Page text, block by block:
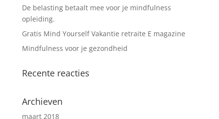
De belasting betaalt mee voor je mindfulness
opleiding.
Gratis Mind Yourself Vakantie retraite E magazine
Mindfulness voor je gezondheid
Recente reacties
Archieven
maart 2018